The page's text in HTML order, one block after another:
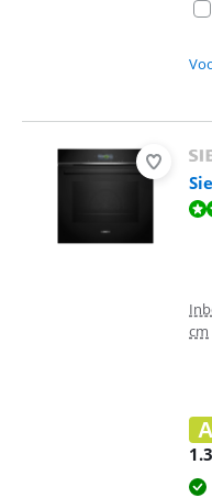
Beoordeling is 9,3 van de 10,
cm